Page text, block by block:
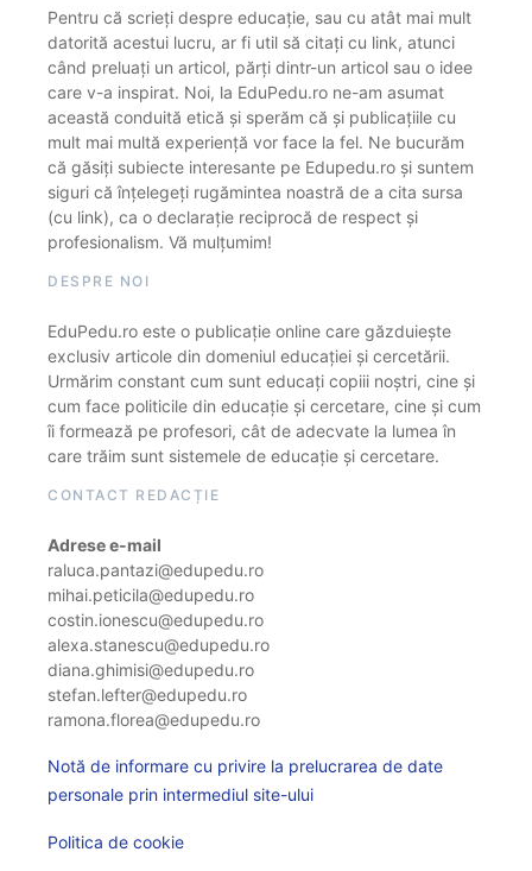
Pentru că scrieți despre educație, sau cu atât mai mult
datorită acestui lucru, ar fi util să citați cu link, atunci
când preluați un articol, părți dintr-un articol sau o idee
care v-a inspirat. Noi, la EduPedu.ro ne-am asumat
această conduită etică și sperăm că și publicațiile cu
mult mai multă experiență vor face la fel. Ne bucurăm
că găsiți subiecte interesante pe Edupedu.ro și suntem
siguri că înțelegeți rugămintea noastră de a cita sursa
(cu link), ca o declarație reciprocă de respect și
profesionalism. Vă mulțumim!
DESPRE NOI
EduPedu.ro este o publicație online care găzduiește
exclusiv articole din domeniul educației și cercetării.
Urmărim constant cum sunt educați copiii noștri, cine și
cum face politicile din educație și cercetare, cine și cum
îi formează pe profesori, cât de adecvate la lumea în
care trăim sunt sistemele de educație și cercetare.
CONTACT REDACȚIE
Adrese e-mail
raluca.pantazi@edupedu.ro
mihai.peticila@edupedu.ro
costin.ionescu@edupedu.ro
alexa.stanescu@edupedu.ro
diana.ghimisi@edupedu.ro
stefan.lefter@edupedu.ro
ramona.florea@edupedu.ro
Notă de informare cu privire la prelucrarea de date
personale prin intermediul site-ului
Politica de cookie